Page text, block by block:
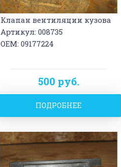
Клапан вентиляции кузова
Артикул: 008735
OEM: 09177224
500 руб.
ПОДРОБНЕЕ